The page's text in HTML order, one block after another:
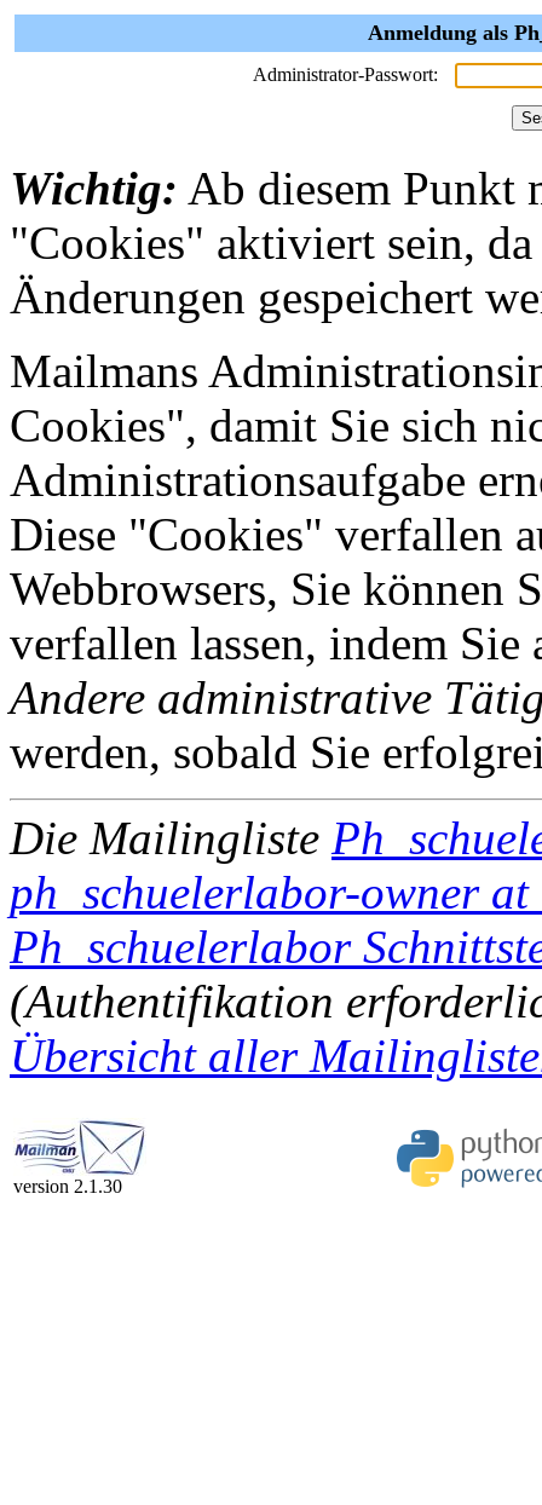
Anmeldung als
Administrator-Passwort:
Wichtig: Ab diesem Punkt
"Cookies" aktiviert sein,
Änderungen gespeichert
Mailmans
Cookies", damit Sie sich
Administrationsaufgabe
Diese "Cookies" verfallen
Webbrowsers, Sie können
verfallen lassen, indem
Andere administrative
werden, sobald Sie
Die Mailingliste
ph_schuelerlabor-owner
Ph_schuelerlabor
(Authentifikation
Übersicht aller
version 2.1.30